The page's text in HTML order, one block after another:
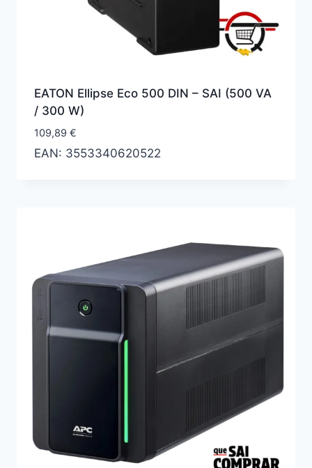
EATON Ellipse Eco 500 DIN – SAI (500 VA
/ 300 W)
109,89 €
EAN: 3553340620522